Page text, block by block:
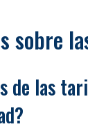
sobre
de las